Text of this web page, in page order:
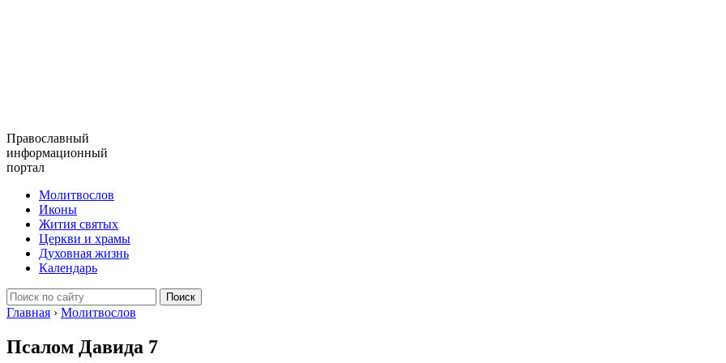
Православный
информационный
портал
Молитвослов
Иконы
Жития святых
Церкви и храмы
Духовная жизнь
Календарь
Главная › Молитвослов
Псалом Давида 7